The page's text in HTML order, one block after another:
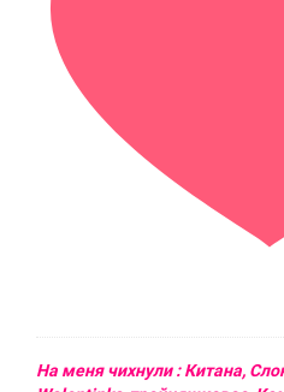
На меня чихнули : Китана,